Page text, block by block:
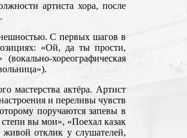
артиста хора, после
С первых шагов в
«Ой, да ты прости,
хореографическая
мастерства актёра. Артист
и переливы чувств
поручаются запевы в
вы мои», «Поехал казак
живой отклик у слушателей,